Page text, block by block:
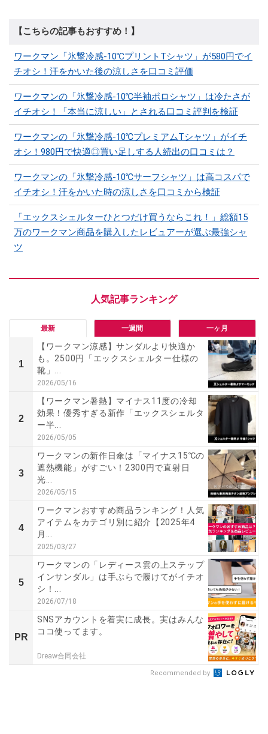
【こちらの記事もおすすめ！】
ワークマン「氷撃冷感-10℃プリントTシャツ」が580円でイ
チオシ！汗をかいた後の涼しさを口コミ評価
ワークマンの「氷撃冷感-10℃半袖ポロシャツ」は冷たさが
イチオシ！「本当に涼しい」とされる口コミ評判を検証
ワークマンの「氷撃冷感-10℃プレミアムTシャツ」がイチ
オシ！980円で快適◎買い足しする人続出の口コミは？
ワークマンの「氷撃冷感-10℃サーフシャツ」は高コスパで
イチオシ！汗をかいた時の涼しさを口コミから検証
「エックスシェルターひとつだけ買うならこれ！」総額15
万のワークマン商品を購入したレビュアーが選ぶ最強シャ
ツ
最新 一週間 一ヶ月
1
【ワークマン涼感】サンダルより快適か
も。2500円「エックスシェルター仕様の
靴」...
2026/05/16
2
【ワークマン暑熱】マイナス11度の冷却
効果！優秀すぎる新作「エックスシェルタ
ー半...
2026/05/05
3
ワークマンの新作日傘は「マイナス15℃の
遮熱機能」がすごい！2300円で直射日
光...
2026/05/15
4
ワークマンおすすめ商品ランキング！人気
アイテムをカテゴリ別に紹介【2025年4
月...
2025/03/27
5
ワークマンの「レディース雲の上ステップ
インサンダル」は手ぶらで履けてがイチオ
シ！...
2026/07/18
PR
SNSアカウントを着実に成長。実はみんな
ココ使ってます。
Dreaw合同会社
Recommended by